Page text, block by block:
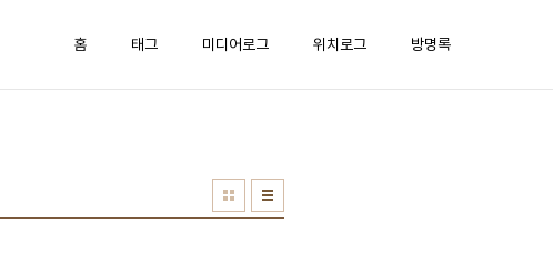
홈 태그 미디어로그 위치로그 방명록